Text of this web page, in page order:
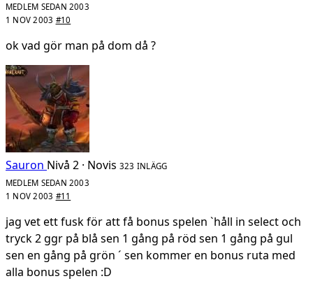
MEDLEM SEDAN 2003
1 NOV 2003 #10
ok vad gör man på dom då ?
Sauron Nivå 2 · Novis 323 INLÄGG
MEDLEM SEDAN 2003
1 NOV 2003 #11
jag vet ett fusk för att få bonus spelen `håll in select och
tryck 2 ggr på blå sen 1 gång på röd sen 1 gång på gul
sen en gång på grön ´ sen kommer en bonus ruta med
alla bonus spelen :D